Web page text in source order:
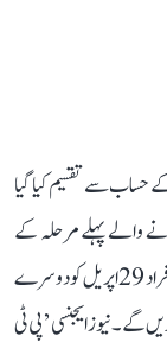
حساب سے تقسیم کیا گیا
افراد 23 اپریل کو ہونے والے پہلے مرحلہ کے
انتخاب میں حصہ لیں گے۔ جبکہ باقی بچے تقریباً 3.88 لاکھ افراد 29 اپریل کو دوسرے
گے۔ نیوز ایجنسی ’پی ٹی